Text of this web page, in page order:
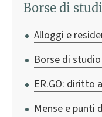
Borse di
Alloggi e
Borse di
ER.GO: diritto
Mense e punti